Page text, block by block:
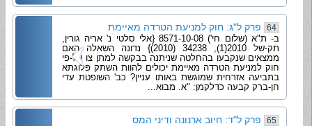
פרק ל"ג: חוק למניעת הטרדה מאיימת
ב- ת"א (שלום חי') 8571-10-08 {אלי סלטי נ' אריה גורין,
תק-של 2010(1), 34238 (2010)} נדונה השאלה האם
ממצאים שנקבעו בהחלטה שניתנה בבקשה למתן צו על-פי
חוק למניעת הטרדה מאיימת יכולים להוות השתק פלוגתא
בתביעה אזרחית שמוגשת באותו עניין? כב' השופטת עדי
חן-ברק קבעה כדלקמן: "א. מבוא...
פרק ל"ד: חיוב ארנונה ודיני המס